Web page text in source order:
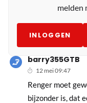
melden
INLOGGEN
barry355GTB
12 mei 09:47
Renger moet
bijzonder is, dat